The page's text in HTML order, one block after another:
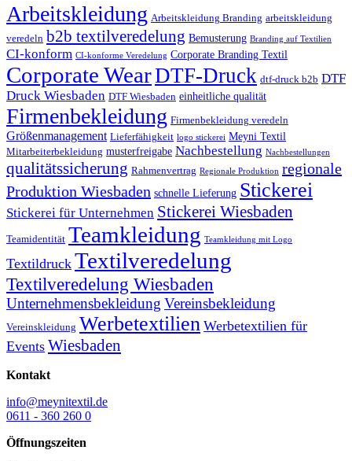
Arbeitskleidung Arbeitskleidung Branding arbeitskleidung
veredeln b2b textilveredelung Bemusterung Branding auf Textilien
CI-konform CI-konforme Veredelung Corporate Branding Textil
Corporate WearDTF-Druck dtf-druck b2b DTF
Druck Wiesbaden DTF Wiesbaden einheitliche qualität
Firmenbekleidung Firmenbekleidung veredeln
Größenmanagement Lieferfähigkeit logo stickerei Meyni Textil
Mitarbeiterbekleidung musterfreigabe Nachbestellung Nachbestellungen
qualitätssicherung Rahmenvertrag Regionale Produktion regionale
Produktion Wiesbaden schnelle Lieferung Stickerei
Stickerei für Unternehmen Stickerei Wiesbaden
Teamidentität Teamkleidung Teamkleidung mit Logo
Textildruck Textilveredelung
Textilveredelung Wiesbaden
Unternehmensbekleidung Vereinsbekleidung
Vereinskleidung Werbetextilien Werbetextilien für
Events Wiesbaden
Kontakt
info@meynitextil.de
0611 - 360 260 0
Öffnungszeiten